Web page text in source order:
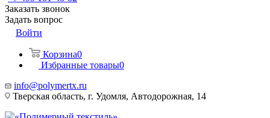
Заказать звонок
Задать вопрос
Войти
Корзина0
Избранные товары0
info@polymertx.ru
Тверская область, г. Удомля, Автодорожная, 14